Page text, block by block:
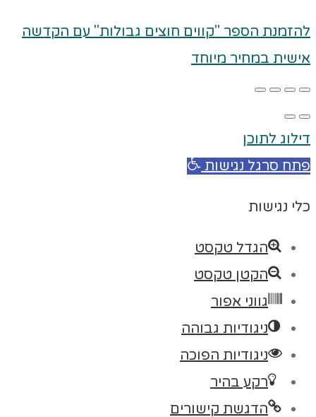
להזמנת הספר "קווים חוצים גבולות" עם הקדשה
אישית במחיר מיוחד
דילוג לתוכן
פתח סרגל נגישות
כלי נגישות
הגדל טקסט
הקטן טקסט
גווני אפור
ניגודיות גבוהה
ניגודיות הפוכה
רקע בהיר
הדגשת קישורים